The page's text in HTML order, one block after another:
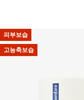
피부보습
고농축보습